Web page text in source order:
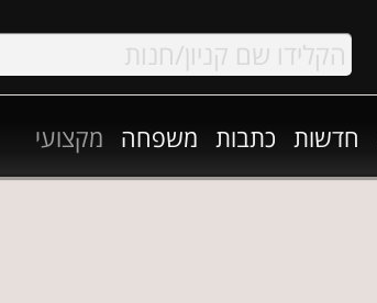
חדשות כתבות משפחה מקצועי